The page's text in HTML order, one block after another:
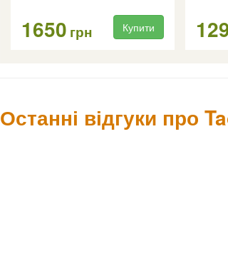
1650 грн Купити
Останні відгуки про